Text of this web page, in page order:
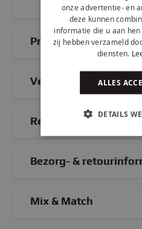
Productdetails
Veelgestelde vragen
Reviews
Bezorg- &
Mix & Match
onze advertentie- en
deze kunnen
informatie die u aan
zij hebben verzameld
diensten.
ALLES
DETAILS